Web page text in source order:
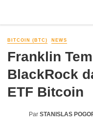
BITCOIN (BTC) NEWS
Franklin
BlackRock
ETF Bitcoin
Par STANISLAS